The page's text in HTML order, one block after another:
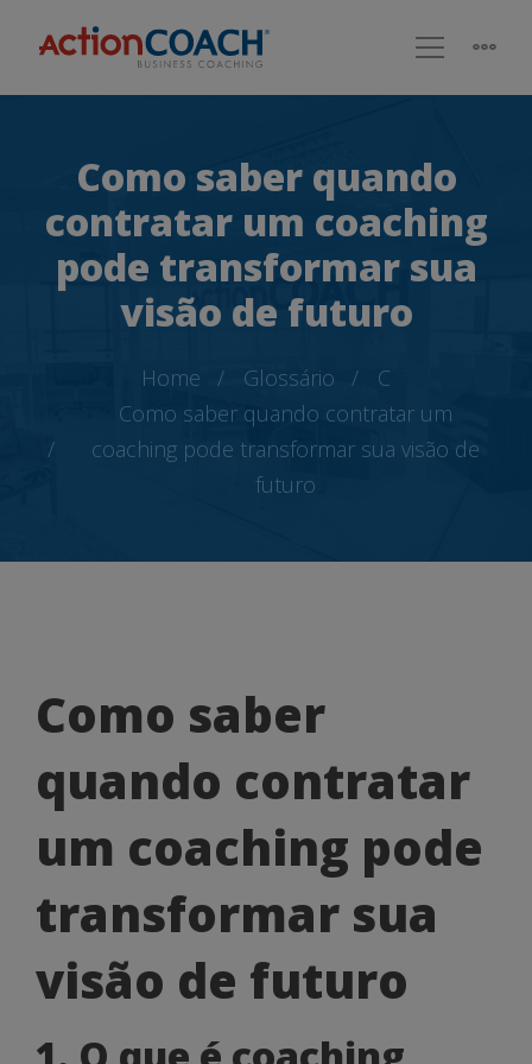
Como saber quando
contratar um coaching
pode transformar sua
visão de futuro
Home Glossário
C
Como saber quando contratar um
coaching pode transformar sua visão de
futuro
Como
saber
quando
contratar
um
coaching
pode
Como saber
quando contratar
um coaching pode
transformar sua
visão de futuro